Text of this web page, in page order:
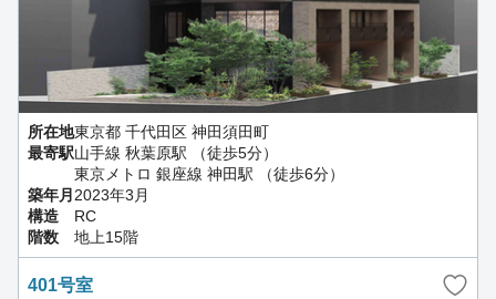
所在地東京都 千代田区 神田須田町
最寄駅山手線 秋葉原駅 （徒歩5分）
東京メトロ 銀座線 神田駅 （徒歩6分）
築年月 2023年3月
構造
RC
階数
地上15階
401号室